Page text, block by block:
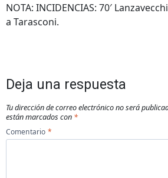
NOTA: INCIDENCIAS: 70′
a Tarasconi.
Deja una respuesta
Tu dirección de correo electrónico no será
están marcados con *
Comentario *